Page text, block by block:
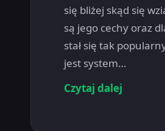
się bliżej skąd się
są jego cechy oraz
stał się tak
jest system…
Czytaj dalej